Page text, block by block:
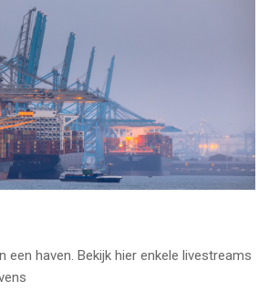
een haven. Bekijk hier enkele livestreams